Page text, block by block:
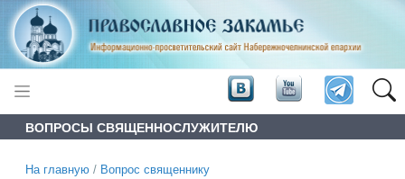
ВОПРОСЫ СВЯЩЕННОСЛУЖИТЕЛЮ
На главную / Вопрос священнику